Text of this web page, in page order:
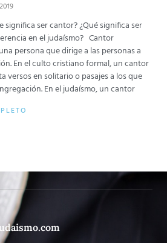
significa ser cantor? ¿Qué significa ser
en el judaísmo? Cantor
persona que dirige a las personas a
En el culto cristiano formal, un cantor
versos en solitario o pasajes a los que
En el judaísmo, un cantor